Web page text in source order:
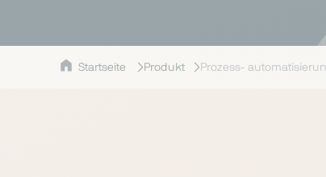
Startseite Produkt Prozess-